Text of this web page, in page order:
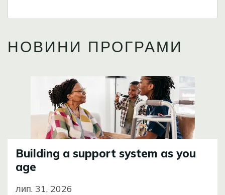
НОВИНИ ПРОГРАМИ
Building a support system as you
age
лип. 31, 2026